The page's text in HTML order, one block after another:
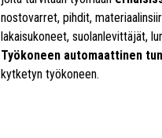
nostovarret, pihdit,
lakaisukoneet, suolanlevittäjät,
Työkoneen automaattinen
kytketyn työkoneen.